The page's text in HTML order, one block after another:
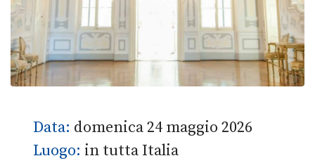
Data: domenica 24 maggio 2026
Luogo: in tutta Italia